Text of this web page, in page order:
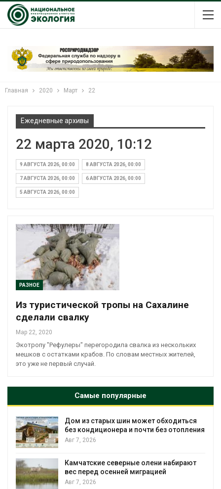
Главная 2020 Март 22
Ежедневные архивы
22 марта 2020, 10:12
9 АВГУСТА 2026, 00:00 8 АВГУСТА 2026, 00:00
7 АВГУСТА 2026, 00:00 6 АВГУСТА 2026, 00:00
5 АВГУСТА 2026, 00:00
РАЗНОЕ
Из туристической тропы на Сахалине
сделали свалку
Мар 22, 2020
Экотропу "Рефулеры" перегородила свалка из нескольких
мешков с остатками крабов. По словам местных жителей,
это уже не первый случай.
Самые популярные
Дом из старых шин может обходиться
без кондиционера и почти без отопления
Авг 7, 2026
Камчатские северные олени набирают
вес перед осенней миграцией
Авг 7, 2026